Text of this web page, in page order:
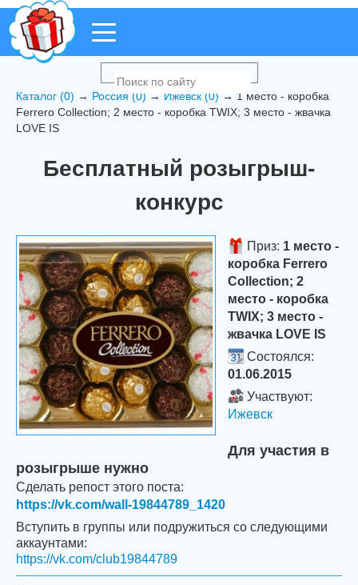
Каталог (0) → Россия (0) → Ижевск (0) → 1 место - коробка
Ferrero Collection; 2 место - коробка TWIX; 3 место - жвачка
LOVE IS
Бесплатный розыгрыш-
конкурс
Приз: 1 место -
коробка Ferrero
Collection; 2
место - коробка
TWIX; 3 место -
жвачка LOVE IS
Состоялся:
01.06.2015
Участвуют:
Ижевск
Для участия в
розыгрыше нужно
Сделать репост этого поста:
https://vk.com/wall-19844789_1420
Вступить в группы или подружиться со следующими
аккаунтами:
https://vk.com/club19844789